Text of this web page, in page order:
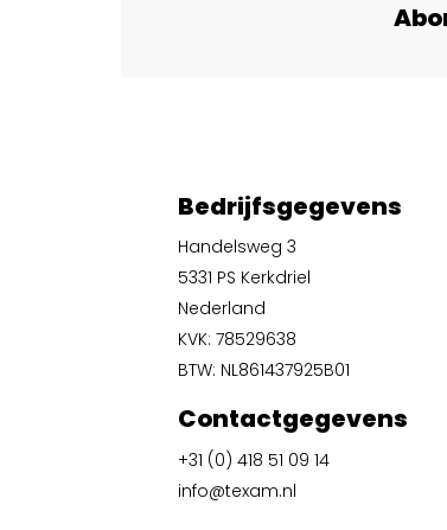
Bedrijfsgegevens
Handelsweg 3
5331 PS Kerkdriel
Nederland
KVK: 78529638
BTW: NL861437925B01
Contactgegevens
+31 (0) 418 51 09 14
info@texam.nl